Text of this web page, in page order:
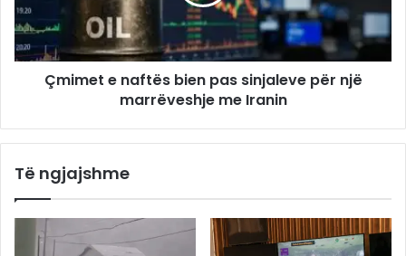
Çmimet e naftës bien pas sinjaleve për një
marrëveshje me Iranin
Të ngjajshme